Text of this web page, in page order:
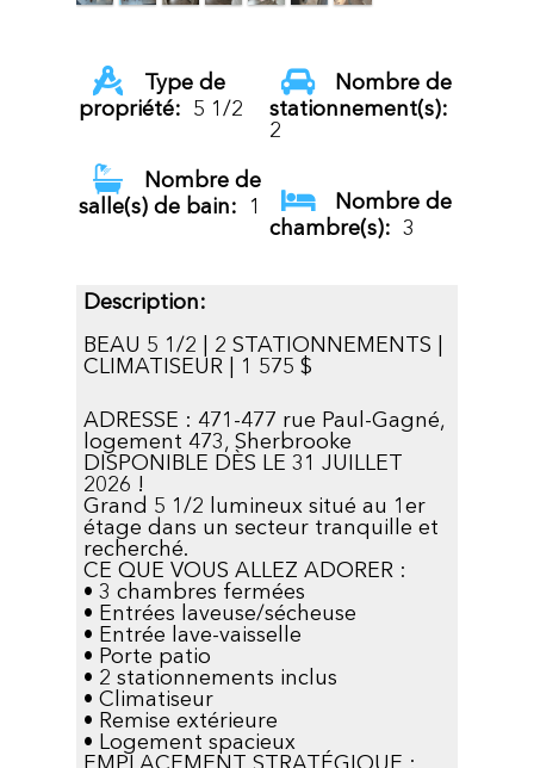
Type de
propriété:
5 1/2
Nombre de
salle(s) de bain:
1
Nombre de
stationnement(s):
2
Nombre de
chambre(s):
3
Description:
BEAU 5 1/2 | 2 STATIONNEMENTS |
CLIMATISEUR | 1 575 $
ADRESSE : 471-477 rue Paul-Gagné,
logement 473, Sherbrooke
DISPONIBLE DÈS LE 31 JUILLET
2026 !
Grand 5 1/2 lumineux situé au 1er
étage dans un secteur tranquille et
recherché.
CE QUE VOUS ALLEZ ADORER :
• 3 chambres fermées
• Entrées laveuse/sécheuse
• Entrée lave-vaisselle
• Porte patio
• 2 stationnements inclus
• Climatiseur
• Remise extérieure
• Logement spacieux